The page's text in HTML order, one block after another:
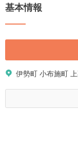
基本情報
伊勢町 小布施町